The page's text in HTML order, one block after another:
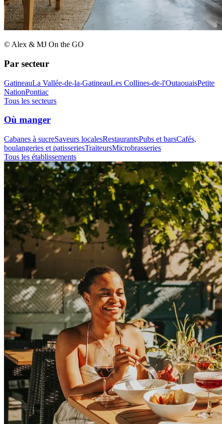
© Alex & MJ On the GO
Par secteur
GatineauLa Vallée-de-la-GatineauLes Collines-de-l'OutaouaisPetite
NationPontiac
Tous les secteurs
Où manger
Cabanes à sucreSaveurs localesRestaurantsPubs et barsCafés,
boulangeries et patisseriesTraiteursMicrobrasseries
Tous les établissements